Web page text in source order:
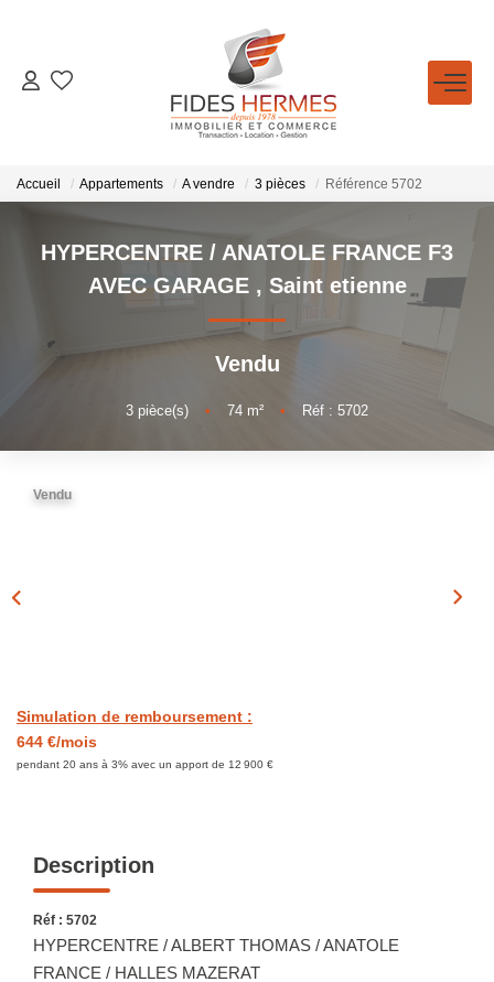
GESTION / LOCATION
ACHETER
LOUER
NOTRE AGENCE
Accueil Appartements A vendre 3 pièces Référence 5702
HYPERCENTRE / ANATOLE FRANCE F3
AVEC GARAGE , Saint etienne
Vendu
3 pièce(s) • 74 m² • Réf : 5702
Vendu
Simulation de remboursement :
644 €/mois
pendant 20 ans à 3% avec un apport de 12 900 €
Description
Réf : 5702
HYPERCENTRE / ALBERT THOMAS / ANATOLE
FRANCE / HALLES MAZERAT